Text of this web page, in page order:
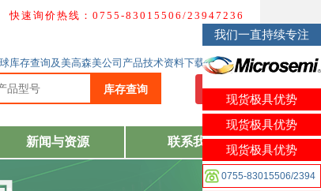
快速询价热线：0755-83015506/23947236
库存查询及美高森美公司产品技术资料下载
库存查询 我要询价
新闻与资源 联系我们
我们一直持续专注
现货极具优势
现货极具优势
现货极具优势
0755-83015506/2394